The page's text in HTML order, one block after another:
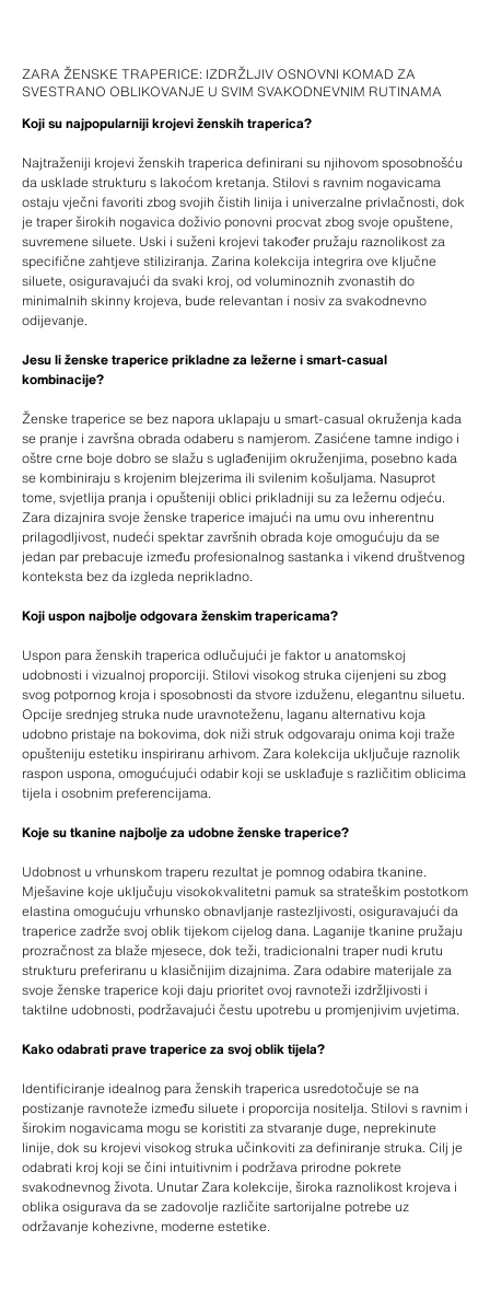
ZARA ŽENSKE TRAPERICE: IZDRŽLJIV OSNOVNI KOMAD ZA
SVESTRANO OBLIKOVANJE U SVIM SVAKODNEVNIM RUTINAMA
Koji su najpopularniji krojevi ženskih traperica?
Najtraženiji krojevi ženskih traperica definirani su njihovom sposobnošću
da usklade strukturu s lakoćom kretanja. Stilovi s ravnim nogavicama
ostaju vječni favoriti zbog svojih čistih linija i univerzalne privlačnosti, dok
je traper širokih nogavica doživio ponovni procvat zbog svoje opuštene,
suvremene siluete. Uski i suženi krojevi također pružaju raznolikost za
specifične zahtjeve stiliziranja. Zarina kolekcija integrira ove ključne
siluete, osiguravajući da svaki kroj, od voluminoznih zvonastih do
minimalnih skinny krojeva, bude relevantan i nosiv za svakodnevno
odijevanje.
Jesu li ženske traperice prikladne za ležerne i smart-casual
kombinacije?
Ženske traperice se bez napora uklapaju u smart-casual okruženja kada
se pranje i završna obrada odaberu s namjerom. Zasićene tamne indigo i
oštre crne boje dobro se slažu s uglađenijim okruženjima, posebno kada
se kombiniraju s krojenim blejzerima ili svilenim košuljama. Nasuprot
tome, svjetlija pranja i opušteniji oblici prikladniji su za ležernu odjeću.
Zara dizajnira svoje ženske traperice imajući na umu ovu inherentnu
prilagodljivost, nudeći spektar završnih obrada koje omogućuju da se
jedan par prebacuje između profesionalnog sastanka i vikend društvenog
konteksta bez da izgleda neprikladno.
Koji uspon najbolje odgovara ženskim trapericama?
Uspon para ženskih traperica odlučujući je faktor u anatomskoj
udobnosti i vizualnoj proporciji. Stilovi visokog struka cijenjeni su zbog
svog potpornog kroja i sposobnosti da stvore izduženu, elegantnu siluetu.
Opcije srednjeg struka nude uravnoteženu, laganu alternativu koja
udobno pristaje na bokovima, dok niži struk odgovaraju onima koji traže
opušteniju estetiku inspiriranu arhivom. Zara kolekcija uključuje raznolik
raspon uspona, omogućujući odabir koji se usklađuje s različitim oblicima
tijela i osobnim preferencijama.
Koje su tkanine najbolje za udobne ženske traperice?
Udobnost u vrhunskom traperu rezultat je pomnog odabira tkanine.
Mješavine koje uključuju visokokvalitetni pamuk sa strateškim postotkom
elastina omogućuju vrhunsko obnavljanje rastezljivosti, osiguravajući da
traperice zadrže svoj oblik tijekom cijelog dana. Laganije tkanine pružaju
prozračnost za blaže mjesece, dok teži, tradicionalni traper nudi krutu
strukturu preferiranu u klasičnijim dizajnima. Zara odabire materijale za
svoje ženske traperice koji daju prioritet ovoj ravnoteži izdržljivosti i
taktilne udobnosti, podržavajući čestu upotrebu u promjenjivim uvjetima.
Kako odabrati prave traperice za svoj oblik tijela?
Identificiranje idealnog para ženskih traperica usredotočuje se na
postizanje ravnoteže između siluete i proporcija nositelja. Stilovi s ravnim i
širokim nogavicama mogu se koristiti za stvaranje duge, neprekinute
linije, dok su krojevi visokog struka učinkoviti za definiranje struka. Cilj je
odabrati kroj koji se čini intuitivnim i podržava prirodne pokrete
svakodnevnog života. Unutar Zara kolekcije, široka raznolikost krojeva i
oblika osigurava da se zadovolje različite sartorijalne potrebe uz
održavanje kohezivne, moderne estetike.